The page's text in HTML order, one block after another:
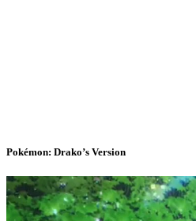
Pokémon: Drako’s Version